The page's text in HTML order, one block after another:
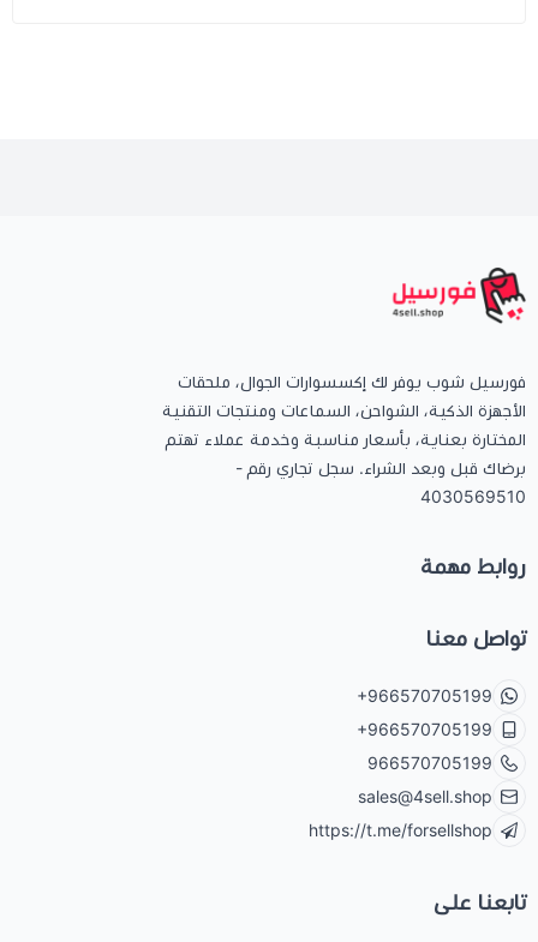
فورسيل شوب يوفر لك إكسسوارات الجوال، ملحقات
الأجهزة الذكية، الشواحن، السماعات ومنتجات التقنية
المختارة بعناية، بأسعار مناسبة وخدمة عملاء تهتم
برضاك قبل وبعد الشراء. سجل تجاري رقم -
4030569510
روابط مهمة
تواصل معنا
+966570705199
+966570705199
966570705199
sales@4sell.shop
https://t.me/forsellshop
تابعنا على